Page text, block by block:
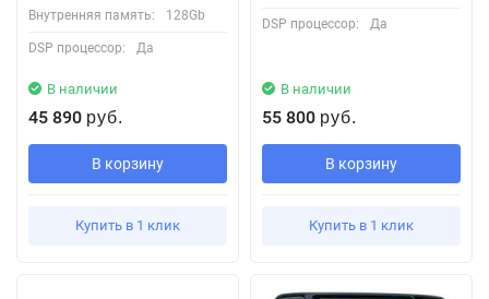
Внутренняя память: 128Gb
DSP процессор: Да
В наличии
45 890 руб.
В корзину
Купить в 1 клик
DSP процессор: Да
В наличии
55 800 руб.
В корзину
Купить в 1 клик